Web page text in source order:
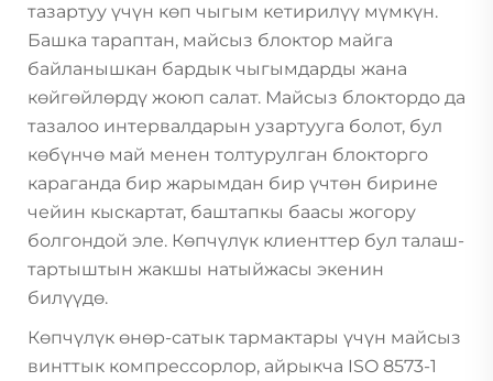
тазартуу үчүн көп чыгым кетирилүү мүмкүн.
Башка тараптан, майсыз блоктор майга
байланышкан бардык чыгымдарды жана
көйгөйлөрдү жоюп салат. Майсыз блоктордо да
тазалоо интервалдарын узартууга болот, бул
көбүнчө май менен толтурулган блокторго
караганда бир жарымдан бир үчтөн бирине
чейин кыскартат, баштапкы баасы жогору
болгондой эле. Көпчүлүк клиенттер бул талаш-
тартыштын жакшы натыйжасы экенин
билүүдө.
Көпчүлүк өнөр-сатык тармактары үчүн майсыз
винттык компрессорлор, айрыкча ISO 8573-1